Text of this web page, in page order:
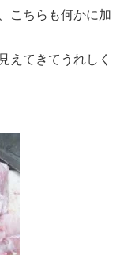
こちらも何かに加
えてきてうれしく